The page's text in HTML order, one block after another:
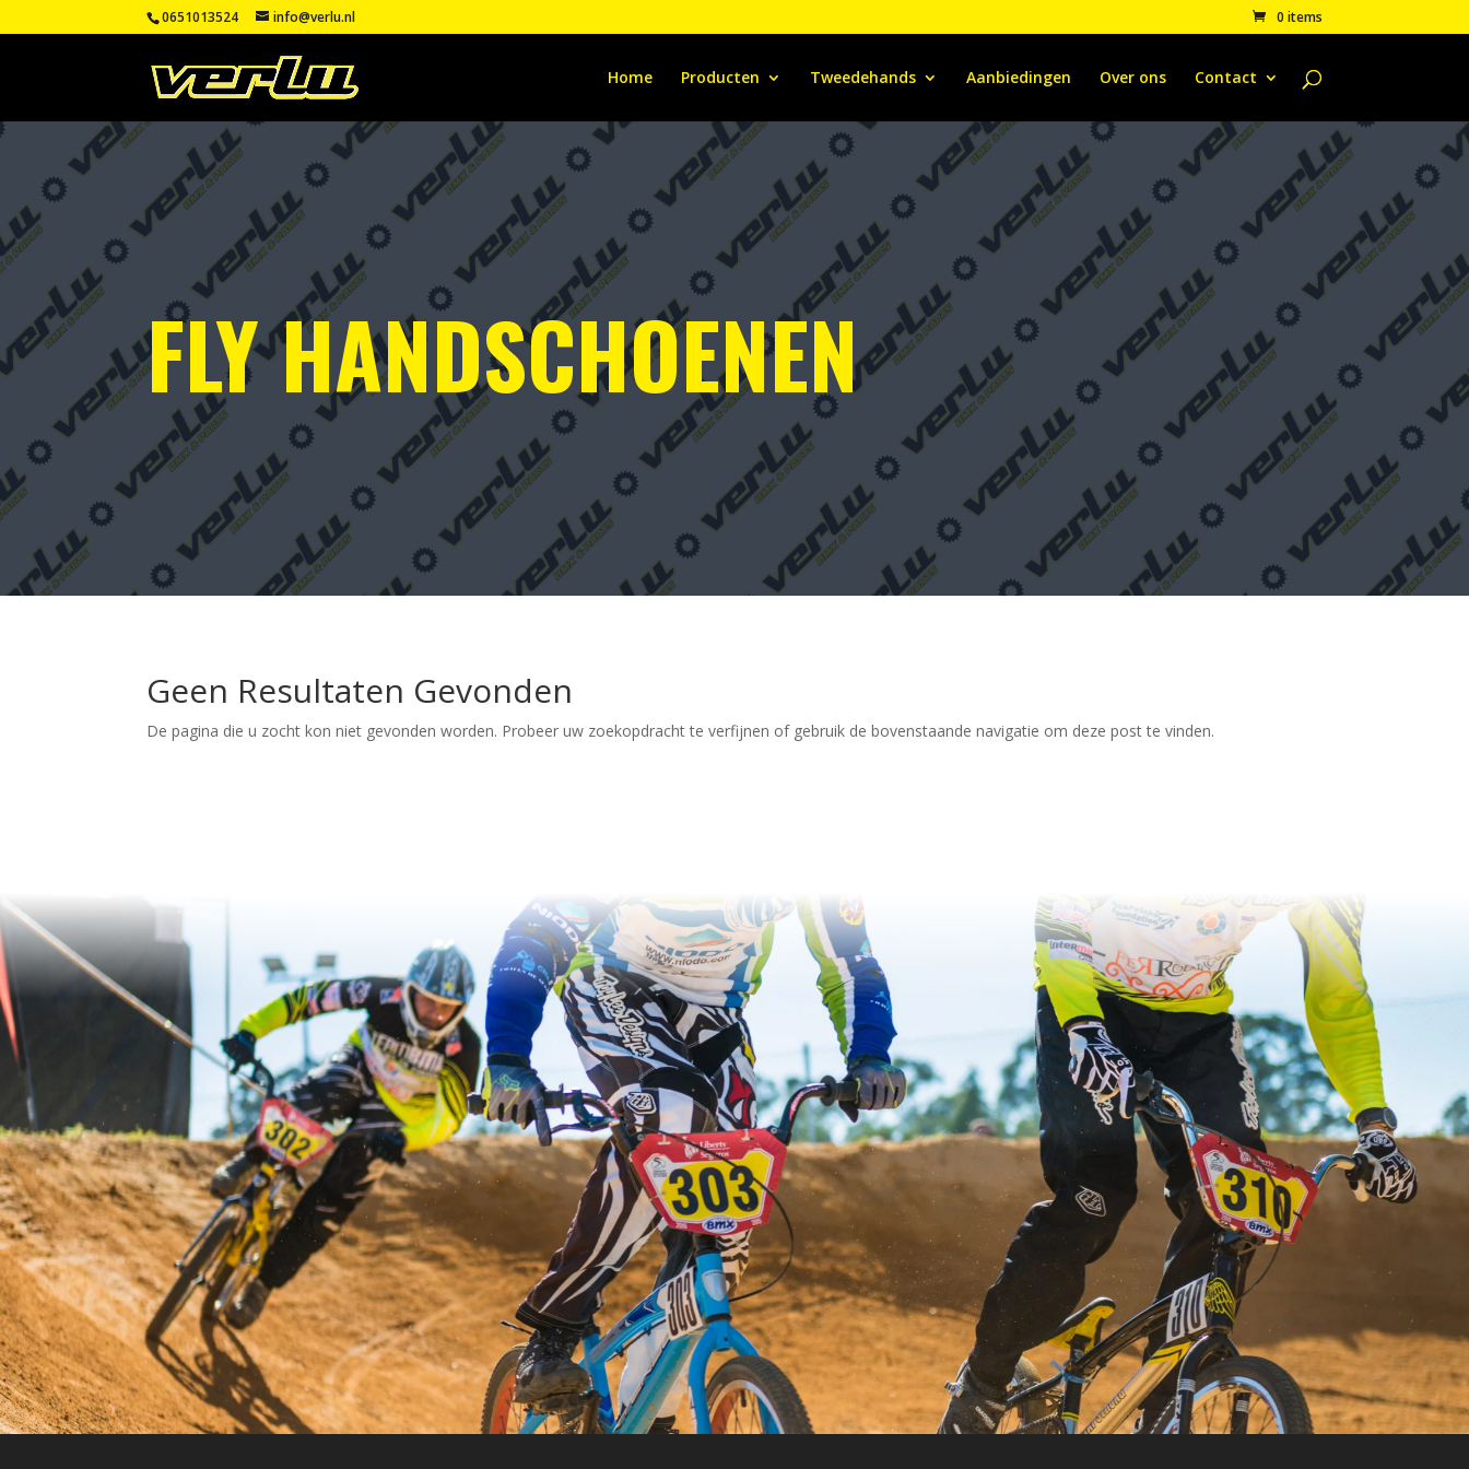
0651013524 info@verlu.nl 0 items
Home Producten Tweedehands Aanbiedingen Over ons Contact
FLY HANDSCHOENEN
Geen Resultaten Gevonden
De pagina die u zocht kon niet gevonden worden. Probeer uw zoekopdracht te verfijnen of gebruik de bovenstaande navigatie om deze post te vinden.